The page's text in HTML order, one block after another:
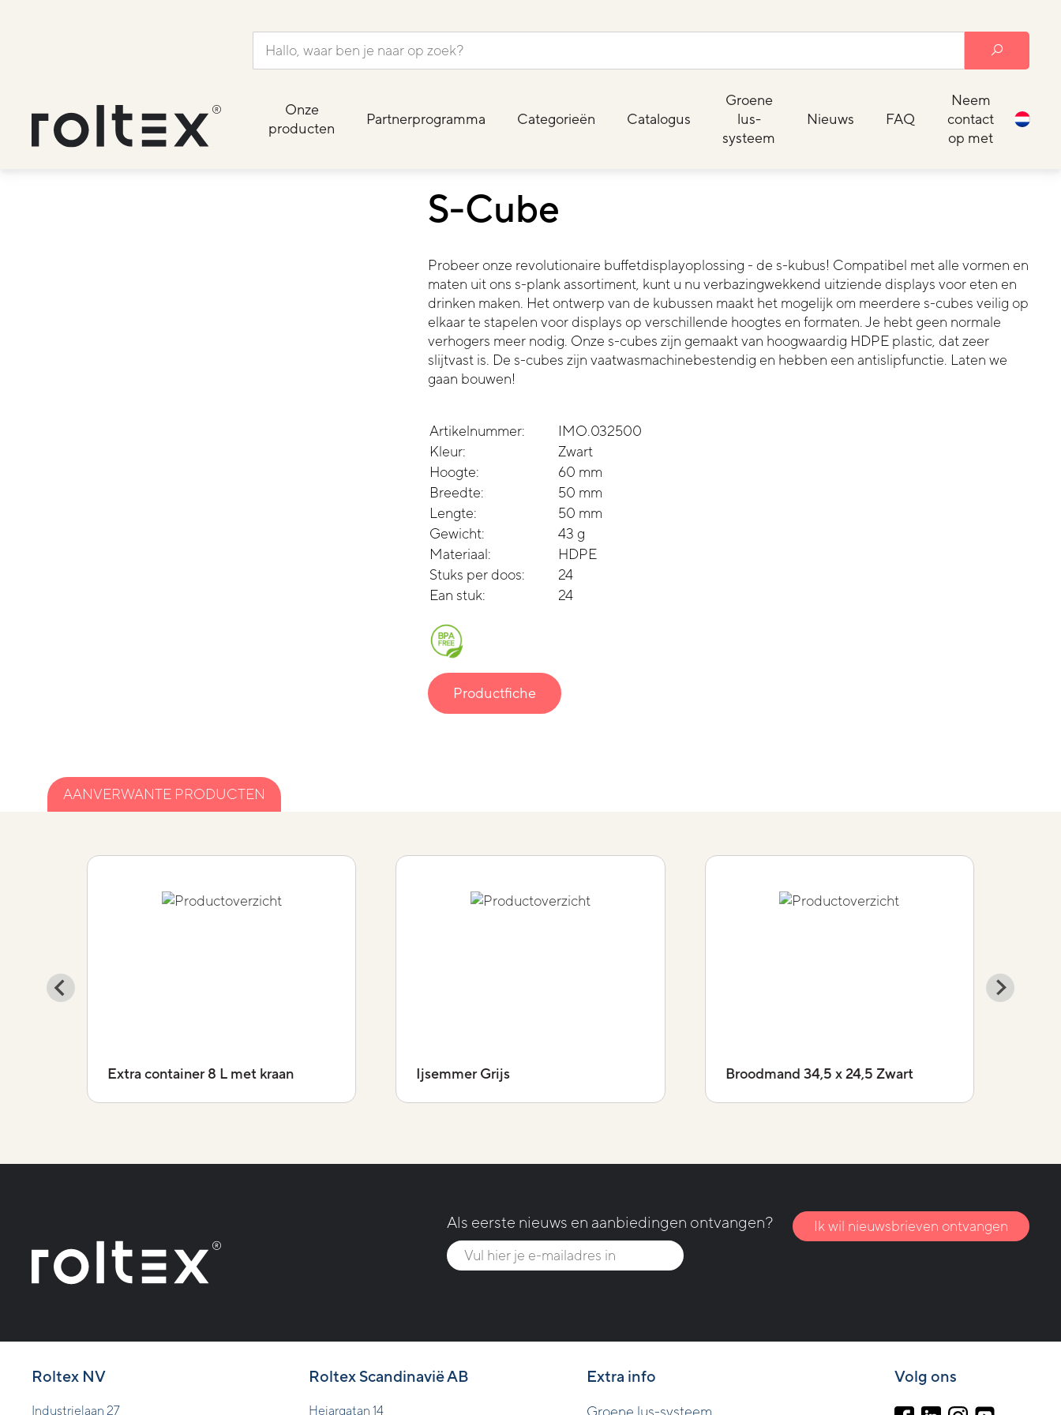
Onze
producten
Partnerprogramma Categorieën Catalogus
Groene
lus-
systeem
Nieuws FAQ
Neem
contact
op met
S-Cube
Probeer onze revolutionaire buffetdisplayoplossing - de s-kubus! Compatibel met alle vormen en
maten uit ons s-plank assortiment, kunt u nu verbazingwekkend uitziende displays voor eten en
drinken maken. Het ontwerp van de kubussen maakt het mogelijk om meerdere s-cubes veilig op
elkaar te stapelen voor displays op verschillende hoogtes en formaten. Je hebt geen normale
verhogers meer nodig. Onze s-cubes zijn gemaakt van hoogwaardig HDPE plastic, dat zeer
slijtvast is. De s-cubes zijn vaatwasmachinebestendig en hebben een antislipfunctie. Laten we
gaan bouwen!
Artikelnummer:
IMO.032500
Kleur:
Zwart
Hoogte:
60 mm
Breedte:
50 mm
Lengte:
50 mm
Gewicht:
43 g
Materiaal:
HDPE
Stuks per doos:
24
Ean stuk:
24
Productfiche
AANVERWANTE PRODUCTEN
Extra container 8 L met kraan Ijsemmer Grijs Broodmand 34,5 x 24,5 Zwart
Als eerste nieuws en aanbiedingen ontvangen? Ik wil nieuwsbrieven ontvangen
Roltex NV
Industrielaan 27
Roltex Scandinavië AB
Hejargatan 14
Extra info
Groene lus-systeem
Volg ons